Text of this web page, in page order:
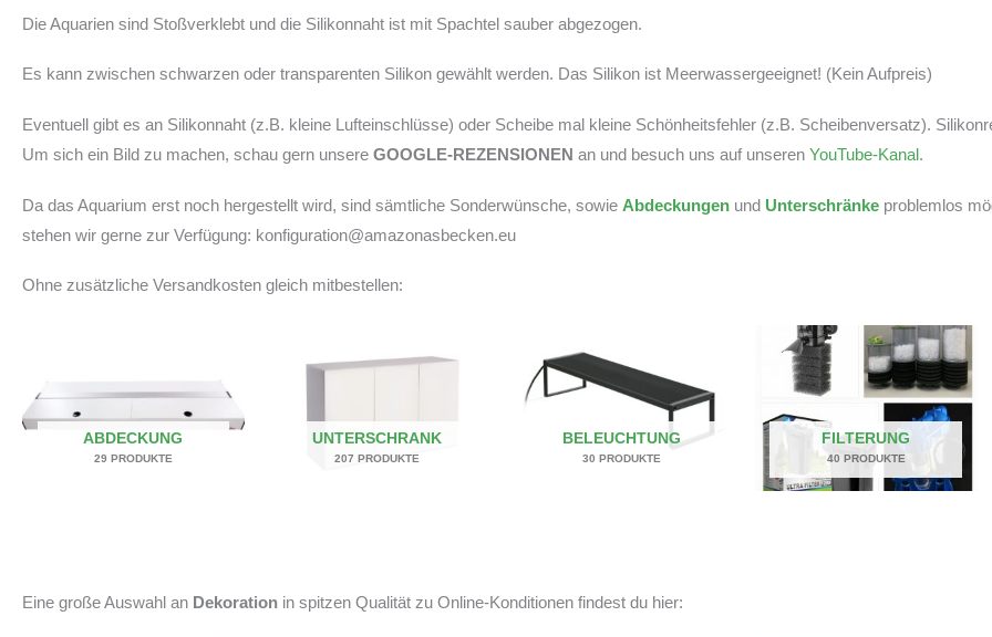
Die Aquarien sind Stoßverklebt und die Silikonnaht ist mit Spachtel sauber abgezogen.
Es kann zwischen schwarzen oder transparenten Silikon gewählt werden. Das Silikon ist Meerwassergeeignet! (Kein Aufpreis)
Eventuell gibt es an Silikonnaht (z.B. kleine Lufteinschlüsse) oder Scheibe mal kleine Schönheitsfehler (z.B. Scheibenversatz).
Um sich ein Bild zu machen, schau gern unsere GOOGLE-REZENSIONEN an und besuch uns auf unseren YouTube-Kanal.
Da das Aquarium erst noch hergestellt wird, sind sämtliche Sonderwünsche, sowie Abdeckungen und Unterschränke problemlos
stehen wir gerne zur Verfügung: konfiguration@amazonasbecken.eu
Ohne zusätzliche Versandkosten gleich mitbestellen:
ABDECKUNG
29 PRODUKTE
UNTERSCHRANK
207 PRODUKTE
BELEUCHTUNG
30 PRODUKTE
FILTERUNG
40 PRODUKTE
Eine große Auswahl an Dekoration in spitzen Qualität zu Online-Konditionen findest du hier: